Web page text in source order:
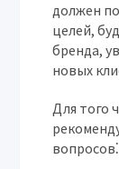
должен
целей,
бренда,
новых
Для того
вопросов⁚